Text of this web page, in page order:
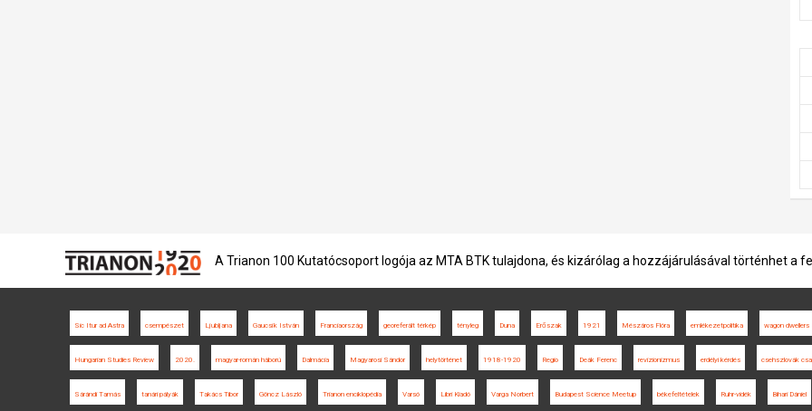
A Trianon 100 Kutatócsoport logója az MTA BTK tulajdona, és kizárólag a hozzájárulásával történhet a
Sic Itur ad Astra csempészet Ljubljana Gaucsík István Franciaország georeferált térkép tényleg Duna Erőszak 1921 Mészáros Flóra emlékezetpolitika wagon dwellers
Hungarian Studies Review 2020. magyar-román háború Dalmácia Magyarosi Sándor helytörténet 1918-1920 Regio Deák Ferenc revizionizmus erdélyi kérdés csehszlovák
Sárándi Tamás tanári pályák Takács Tibor Göncz László Trianon enciklopédia Varsó Libri Kiadó Varga Norbert Budapest Science Meetup békefeltételek Ruhr-vidék Bihari Dániel